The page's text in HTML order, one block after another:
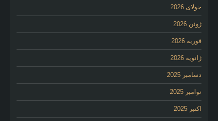
جولای 2026
ژوئن 2026
فوریه 2026
ژانویه 2026
دسامبر 2025
نوامبر 2025
اکتبر 2025